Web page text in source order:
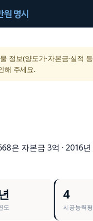
명시
정보(양도가·자본금·실적
해 주세요.
은 자본금 3억 · 2016
도
4
시공능력